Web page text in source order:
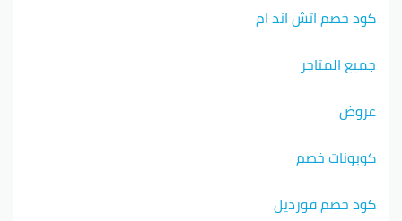
كود خصم اتش اند ام
جميع المتاجر
عروض
كوبونات خصم
كود خصم فورديل